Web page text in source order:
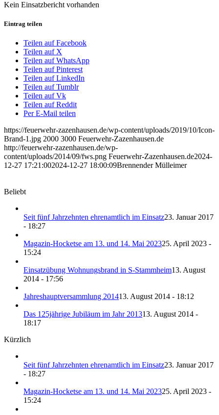
Kein Einsatzbericht vorhanden
Eintrag teilen
Teilen auf Facebook
Teilen auf X
Teilen auf WhatsApp
Teilen auf Pinterest
Teilen auf LinkedIn
Teilen auf Tumblr
Teilen auf Vk
Teilen auf Reddit
Per E-Mail teilen
https://feuerwehr-zazenhausen.de/wp-content/uploads/2019/10/Icon-
Brand-1.jpg 2000 3000 Feuerwehr-Zazenhausen.de
http://feuerwehr-zazenhausen.de/wp-
content/uploads/2014/09/fws.png Feuerwehr-Zazenhausen.de2024-
12-27 17:21:002024-12-27 18:00:09Brennender Mülleimer
Beliebt
Seit fünf Jahrzehnten ehrenamtlich im Einsatz23. Januar 2017
- 18:27
Magazin-Hocketse am 13. und 14. Mai 202325. April 2023 -
15:24
Einsatzübung Wohnungsbrand in S-Stammheim13. August
2014 - 17:56
Jahreshauptversammlung 201413. August 2014 - 18:12
Das 125jährige Jubiläum im Jahr 201313. August 2014 -
18:17
Kürzlich
Seit fünf Jahrzehnten ehrenamtlich im Einsatz23. Januar 2017
- 18:27
Magazin-Hocketse am 13. und 14. Mai 202325. April 2023 -
15:24